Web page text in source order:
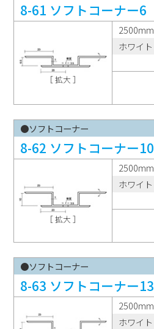
8-61 ソフトコーナー6
［ 拡大 ］
2500mm
ホワイト
●ソフトコーナー
8-62 ソフトコーナー10
［ 拡大 ］
2500mm
ホワイト
●ソフトコーナー
8-63 ソフトコーナー13
2500mm
ホワイト